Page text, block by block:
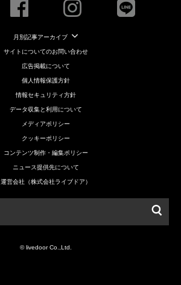
月別記事アーカイブ
サイトについてのお問い合わせ
広告掲載について
個人情報保護方針
情報セキュリティ方針
データ収集と利用について
メディアポリシー
クッキーポリシー
コンテンツ制作・編集ポリシー
ニュース提供先について
運営会社（株式会社ライブドア）
© livedoor Co.,Ltd.